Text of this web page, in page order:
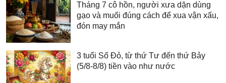
Tháng 7 cô hồn, người xưa dặn dùng
gạo và muối đúng cách để xua vận xấu,
đón may mắn
3 tuổi Số Đỏ, từ thứ Tư đến thứ Bảy
(5/8-8/8) tiền vào như nước